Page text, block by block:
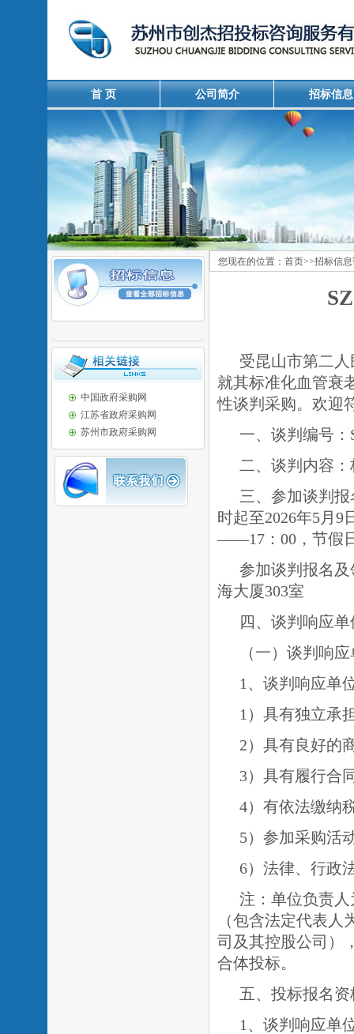
首 页 公司简介 招标信息
中国政府采购网
江苏省政府采购网
苏州市政府采购网
您现在的位置： 首页>>招标信
受昆山市第二
就其标准化血管衰
性谈判采购。 欢迎
一、谈判编号：
二、谈判内容：
三、 参加谈判
时起至2026年5月9
——17：00，节假
参加谈判报名
海大厦303室
四、谈判响应
（一）谈判响
1、谈判响应单
1）具有独立承
2）具有良好的
3）具有履行合
4）有依法缴纳
5）参加采购活
6）法律、行政
注：单位负责
（包含法定代表
司及其控股公司）
合体投标。
五、投标报名
1、谈判响应单